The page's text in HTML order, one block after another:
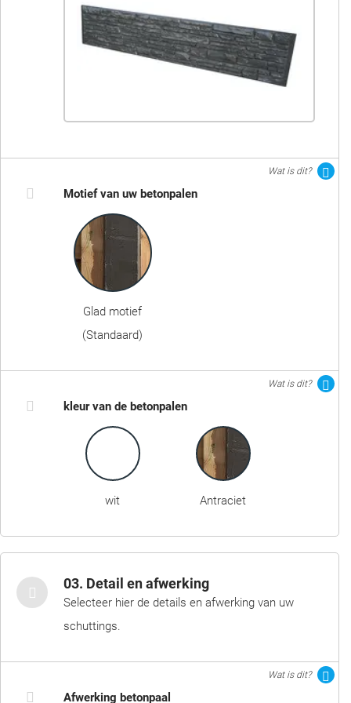
Wat is dit?
Motief van uw betonpalen
Glad motief
(Standaard)
Wat is dit?
kleur van de betonpalen
wit Antraciet
03. Detail en afwerking
Selecteer hier de details en afwerking van uw
schuttings.
Wat is dit?
Afwerking betonpaal